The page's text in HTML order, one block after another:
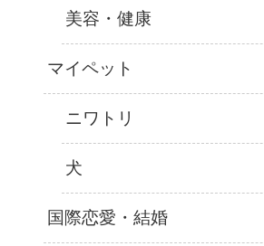
美容・健康
マイペット
ニワトリ
犬
国際恋愛・結婚